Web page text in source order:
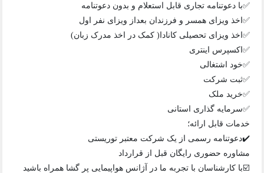
✅با دعوتنامه تجاری قابل استعلام و بدون دعوتنامه
✅اخذ ویزای همسر و فرزندان بعداز ویزای نفر اول
✅اخذ ویزای تحصیلی کانادا( کمک در اخذ مدرک زبان)
✅اکسپرس اینتری
✅خود اشتغالی
✅ثبت شرکت
✅خرید ملک
✅سرمایه گذاری استانی
خدمات قابل ارائه؛
✔️دعوتنامه رسمی از یک شرکت معتبر توریستی
مشاوره حضوری رایگان قبل از قرارداد
☑️با کارشناسان با تجربه ما در آژانس هواپیمایی پر گشا همراه باشید